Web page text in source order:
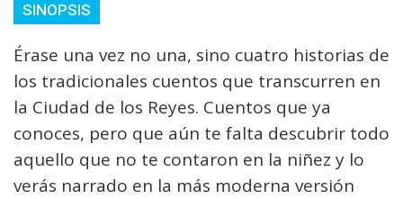
SINOPSIS
Érase una vez no una, sino cuatro historias de
los tradicionales cuentos que transcurren en
la Ciudad de los Reyes. Cuentos que ya
conoces, pero que aún te falta descubrir todo
aquello que no te contaron en la niñez y lo
verás narrado en la más moderna versión